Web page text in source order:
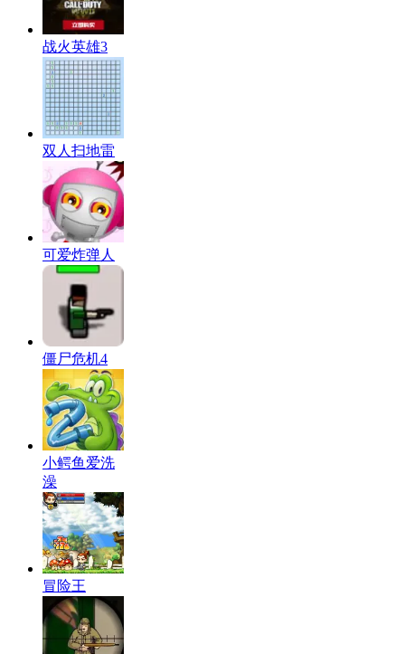
战火英雄3
双人扫地雷
可爱炸弹人
僵尸危机4
小鳄鱼爱洗
澡
冒险王